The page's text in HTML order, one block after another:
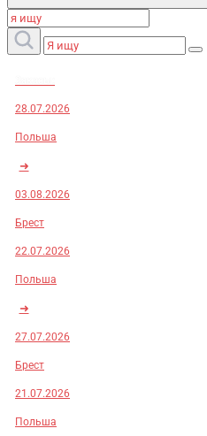
28.07.2026
Польша
➜
03.08.2026
Брест
22.07.2026
Польша
➜
27.07.2026
Брест
21.07.2026
Польша